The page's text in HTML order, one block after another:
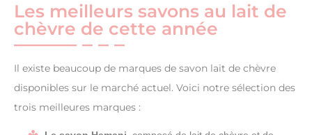
Les meilleurs savons au lait de
chèvre de cette année
Il existe beaucoup de marques de savon lait de chèvre
disponibles sur le marché actuel. Voici notre sélection des
trois meilleures marques :